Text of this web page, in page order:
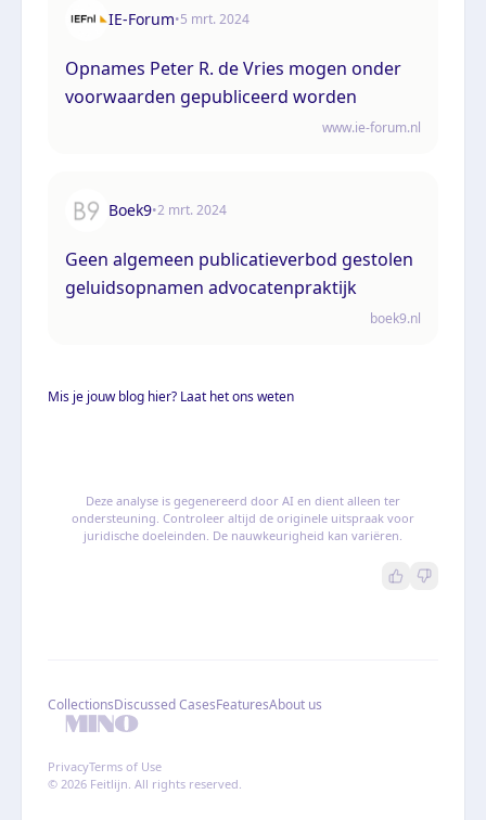
IE-Forum•5 mrt. 2024
Opnames Peter R. de Vries mogen onder
voorwaarden gepubliceerd worden
www.ie-forum.nl
Boek9•2 mrt. 2024
Geen algemeen publicatieverbod gestolen
geluidsopnamen advocatenpraktijk
boek9.nl
Mis je jouw blog hier? Laat het ons weten
Deze analyse is gegenereerd door AI en dient alleen ter
ondersteuning. Controleer altijd de originele uitspraak voor
juridische doeleinden. De nauwkeurigheid kan variëren.
CollectionsDiscussed CasesFeaturesAbout us
PrivacyTerms of Use
© 2026 Feitlijn. All rights reserved.